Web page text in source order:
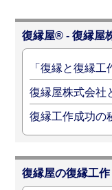
復縁屋® - 復縁屋
「復縁と復縁工
復縁屋株式会社
復縁工作成功の
復縁屋の復縁工作